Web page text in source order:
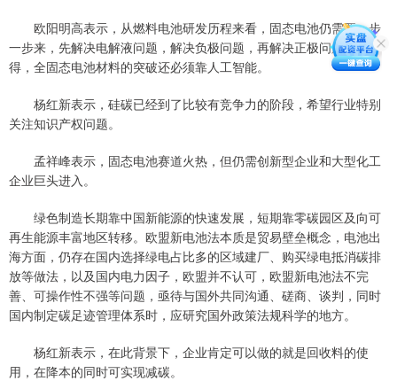
欧阳明高表示，从燃料电池研发历程来看，固态电池仍需要一步
一步来，先解决电解液问题，解决负极问题，再解决正极问题，急不
得，全固态电池材料的突破还必须靠人工智能。
杨红新表示，硅碳已经到了比较有竞争力的阶段，希望行业特别
关注知识产权问题。
孟祥峰表示，固态电池赛道火热，但仍需创新型企业和大型化工
企业巨头进入。
绿色制造长期靠中国新能源的快速发展，短期靠零碳园区及向可
再生能源丰富地区转移。欧盟新电池法本质是贸易壁垒概念，电池出
海方面，仍存在国内选择绿电占比多的区域建厂、购买绿电抵消碳排
放等做法，以及国内电力因子，欧盟并不认可，欧盟新电池法不完
善、可操作性不强等问题，亟待与国外共同沟通、磋商、谈判，同时
国内制定碳足迹管理体系时，应研究国外政策法规科学的地方。
杨红新表示，在此背景下，企业肯定可以做的就是回收料的使
用，在降本的同时可实现减碳。